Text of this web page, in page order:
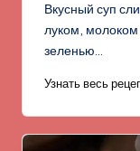
Вкусный суп
луком, молоком
зеленью…
Узнать весь